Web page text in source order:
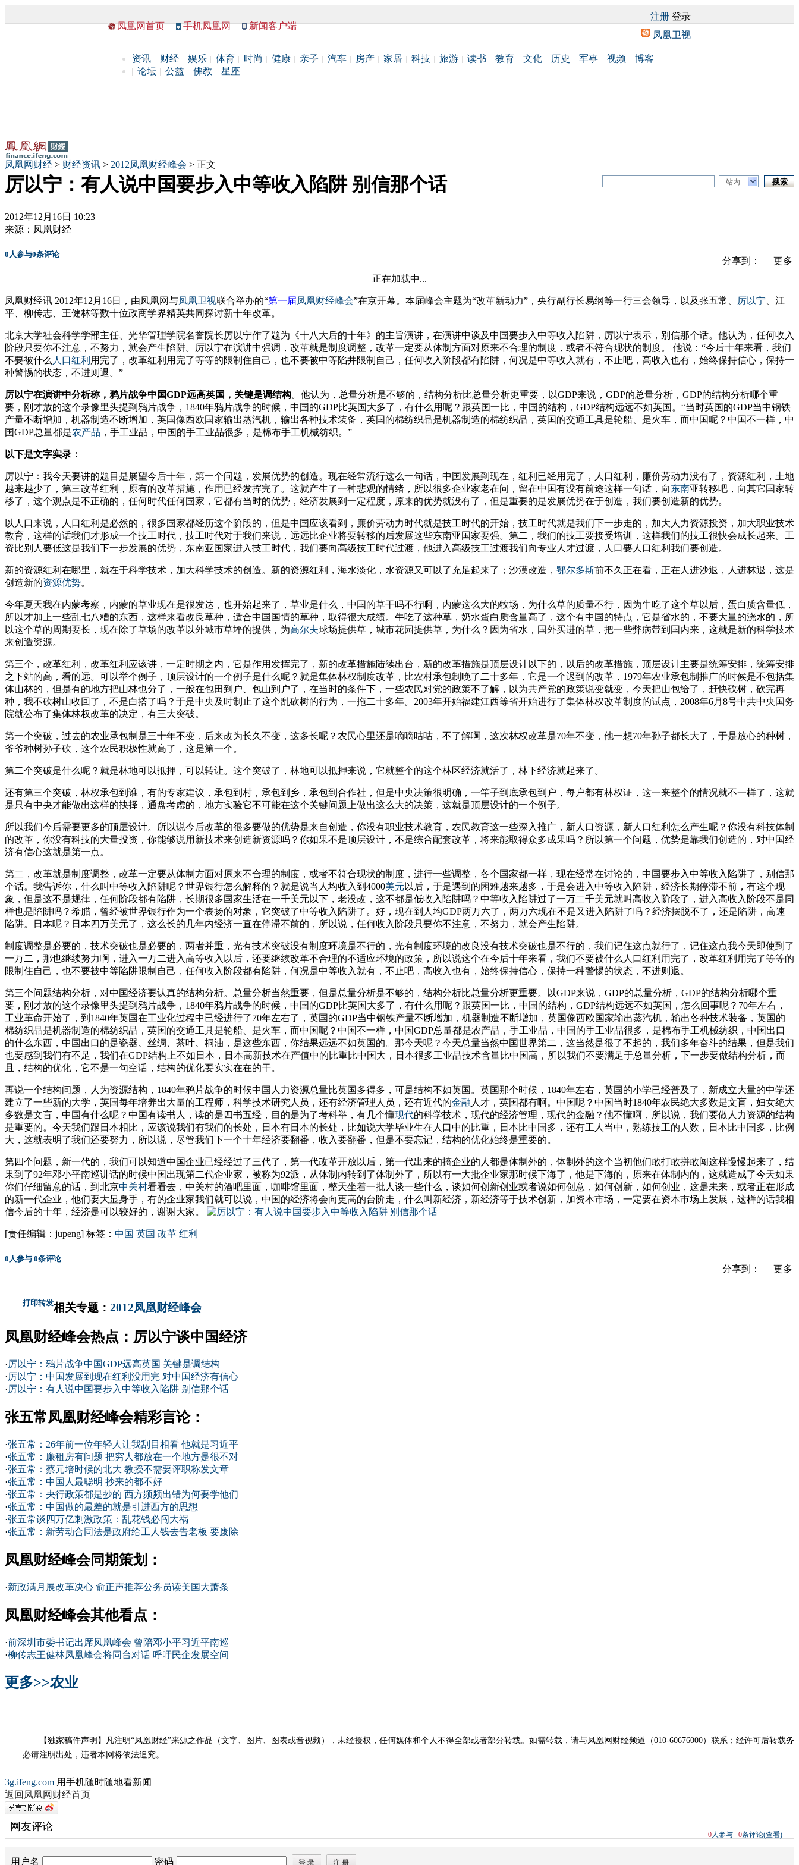
凤凰网首页 手机凤凰网 新闻客户端
注册 登录
凤凰卫视
资讯 财经 娱乐 体育 时尚 健康 亲子 汽车 房产 家居 科技 旅游 读书 教育 文化 历史 军事 视频
博客
论坛
公益 佛教 星座
凤凰网财经 > 财经资讯 > 2012凤凰财经峰会 > 正文
站内
厉以宁：有人说中国要步入中等收入陷阱 别信那个话
2012年12月16日 10:23
来源： 凤凰财经
分享到： 更多
0人参与0条评论
正在加载中...
凤凰财经讯 2012年12月16日，由凤凰网与凤凰卫视联合举办的“第一届凤凰财经峰会”在京开幕。本届峰会主题为“改革新动力”，央行副行长易纲等一行三会领导，以及张五常、 厉以宁 、江
平、柳传志、王健林等数十位政商学界精英共同探讨新十年改革。
北京大学社会科学学部主任、光华管理学院名誉院长厉以宁作了题为《十八大后的十年》的主旨演讲，在演讲中谈及中国要步入中等收入陷阱，厉以宁表示，别信那个话。他认为，任何收入
阶段只要你不注意，不努力，就会产生陷阱。厉以宁在演讲中强调，改革就是制度调整，改革一定要从体制方面对原来不合理的制度，或者不符合现状的制度。 他说：“今后十年来看，我们
不要被什么 人口红利 用完了，改革红利用完了等等的限制住自己，也不要被中等陷井限制自己，任何收入阶段都有陷阱，何况是中等收入就有，不止吧，高收入也有，始终保持信心，保持一
种警惕的状态，不进则退。”
厉以宁在演讲中分析称，鸦片战争中国GDP远高英国，关键是调结构。他认为，总量分析是不够的，结构分析比总量分析更重要，以GDP来说，GDP的总量分析，GDP的结构分析哪个重
要，刚才放的这个录像里头提到鸦片战争，1840年鸦片战争的时候，中国的GDP比英国大多了，有什么用呢？跟英国一比，中国的结构，GDP结构远远不如英国。“当时英国的GDP当中钢铁
产量不断增加，机器制造不断增加，英国像西欧国家输出蒸汽机，输出各种技术装备，英国的棉纺织品是机器制造的棉纺织品，英国的交通工具是轮船、是火车，而中国呢？中国不一样，中
国GDP总量都是农产品 ，手工业品，中国的手工业品很多，是棉布手工机械纺织。”
以下是文字实录：
厉以宁：我今天要讲的题目是展望今后十年，第一个问题，发展优势的创造。现在经常流行这么一句话，中国发展到现在，红利已经用完了，人口红利，廉价劳动力没有了，资源红利，土地
越来越少了，第三改革红利，原有的改革措施，作用已经发挥完了。这就产生了一种悲观的情绪，所以很多企业家老在问，留在中国有没有前途这样一句话，向东南亚转移吧，向其它国家转
移了，这个观点是不正确的，任何时代任何国家，它都有当时的优势，经济发展到一定程度，原来的优势就没有了，但是重要的是发展优势在于创造，我们要创造新的优势。
以人口来说，人口红利是必然的，很多国家都经历这个阶段的，但是中国应该看到，廉价劳动力时代就是技工时代的开始，技工时代就是我们下一步走的，加大人力资源投资，加大职业技术
教育，这样的话我们才形成一个技工时代，技工时代对于我们来说，远远比企业将要转移的后发展这些东南亚国家要强。第二，我们的技工要接受培训，这样我们的技工很快会成长起来。工
资比别人要低这是我们下一步发展的优势，东南亚国家进入技工时代，我们要向高级技工时代过渡，他进入高级技工过渡我们向专业人才过渡，人口要人口红利我们要创造。
新的资源红利在哪里，就在于科学技术，加大科学技术的创造。新的资源红利，海水淡化，水资源又可以了充足起来了；沙漠改造， 鄂尔多斯前不久正在看，正在人进沙退，人进林退，这是
创造新的资源优势。
今年夏天我在内蒙考察，内蒙的草业现在是很发达，也开始起来了，草业是什么，中国的草干吗不行啊，内蒙这么大的牧场，为什么草的质量不行，因为牛吃了这个草以后，蛋白质含量低，
所以才加上一些乱七八糟的东西，这样来看改良草种，适合中国国情的草种，取得很大成绩。牛吃了这种草，奶水蛋白质含量高了，这个有中国的特点，它是省水的，不要大量的浇水的，所
以这个草的周期要长，现在除了草场的改革以外城市草坪的提供，为高尔夫球场提供草，城市花园提供草，为什么？因为省水，国外买进的草，把一些弊病带到国内来，这就是新的科学技术
来创造资源。
第三个，改革红利，改革红利应该讲，一定时期之内，它是作用发挥完了，新的改革措施陆续出台，新的改革措施是顶层设计以下的，以后的改革措施，顶层设计主要是统筹安排，统筹安排
之下站的高，看的远。可以举个例子，顶层设计的一个例子是什么呢？就是集体林权制度改革，比农村承包制晚了二十多年，它是一个迟到的改革，1979年农业承包制推广的时候是不包括集
体山林的，但是有的地方把山林也分了，一般在包田到户、包山到户了，在当时的条件下，一些农民对党的政策不了解，以为共产党的政策说变就变，今天把山包给了，赶快砍树，砍完再
种，我不砍树山收回了，不是白搭了吗？于是中央及时制止了这个乱砍树的行为，一拖二十多年。2003年开始福建江西等省开始进行了集体林权改革制度的试点，2008年6月8号中共中央国务
院就公布了集体林权改革的决定，有三大突破。
第一个突破，过去的农业承包制是三十年不变，后来改为长久不变，这多长呢？农民心里还是嘀嘀咕咕，不了解啊，这次林权改革是70年不变，他一想70年孙子都长大了，于是放心的种树，
爷爷种树孙子砍，这个农民积极性就高了，这是第一个。
第二个突破是什么呢？就是林地可以抵押，可以转让。这个突破了，林地可以抵押来说，它就整个的这个林区经济就活了，林下经济就起来了。
还有第三个突破，林权承包到谁，有的专家建议，承包到村，承包到乡，承包到合作社，但是中央决策很明确，一竿子到底承包到户，每户都有林权证，这一来整个的情况就不一样了，这就
是只有中央才能做出这样的抉择，通盘考虑的，地方实验它不可能在这个关键问题上做出这么大的决策，这就是顶层设计的一个例子。
所以我们今后需要更多的顶层设计。所以说今后改革的很多要做的优势是来自创造，你没有职业技术教育，农民教育这一些深入推广，新人口资源，新人口红利怎么产生呢？你没有科技体制
的改革，你没有科技的大量投资，你能够说用新技术来创造新资源吗？你如果不是顶层设计，不是综合配套改革，将来能取得众多成果吗？所以第一个问题，优势是靠我们创造的，对中国经
济有信心这就是第一点。
第二，改革就是制度调整，改革一定要从体制方面对原来不合理的制度，或者不符合现状的制度，进行一些调整，各个国家都一样，现在经常在讨论的，中国要步入中等收入陷阱了，别信那
个话。我告诉你，什么叫中等收入陷阱呢？世界银行怎么解释的？就是说当人均收入到4000美元 以后，于是遇到的困难越来越多，于是会进入中等收入陷阱，经济长期停滞不前，有这个现
象，但是这不是规律，任何阶段都有陷阱，长期很多国家生活在一千美元以下，老没改，这不都是低收入陷阱吗？中等收入陷阱过了一万二千美元就叫高收入阶段了，进入高收入阶段不是同
样也是陷阱吗？希腊，曾经被世界银行作为一个表扬的对象，它突破了中等收入陷阱了。好，现在到人均GDP两万六了，两万六现在不是又进入陷阱了吗？经济摆脱不了，还是陷阱，高速
陷阱。日本呢？日本四万美元了，这么长的几年内经济一直在停滞不前的，所以说，任何收入阶段只要你不注意，不努力，就会产生陷阱。
制度调整是必要的，技术突破也是必要的，两者并重，光有技术突破没有制度环境是不行的，光有制度环境的改良没有技术突破也是不行的，我们记住这点就行了，记住这点我今天即使到了
一万二，那也继续努力啊，进入一万二进入高等收入以后，还要继续改革不合理的不适应环境的政策，所以说这个在今后十年来看，我们不要被什么人口红利用完了，改革红利用完了等等的
限制住自己，也不要被中等陷阱限制自己，任何收入阶段都有陷阱，何况是中等收入就有，不止吧，高收入也有，始终保持信心，保持一种警惕的状态，不进则退。
第三个问题结构分析，对中国经济要认真的结构分析。总量分析当然重要，但是总量分析是不够的，结构分析比总量分析更重要。以GDP来说，GDP的总量分析，GDP的结构分析哪个重
要，刚才放的这个录像里头提到鸦片战争，1840年鸦片战争的时候，中国的GDP比英国大多了，有什么用呢？跟英国一比，中国的结构，GDP结构远远不如英国，怎么回事呢？70年左右，
工业革命开始了，到1840年英国在工业化过程中已经进行了70年左右了，英国的GDP当中钢铁产量不断增加，机器制造不断增加，英国像西欧国家输出蒸汽机，输出各种技术装备，英国的
棉纺织品是机器制造的棉纺织品，英国的交通工具是轮船、是火车，而中国呢？中国不一样，中国GDP总量都是农产品，手工业品，中国的手工业品很多，是棉布手工机械纺织，中国出口
的什么东西，中国出口的是瓷器、丝绸、茶叶、桐油，是这些东西，你结果远远不如英国的。那今天呢？今天总量当然中国世界第二，这当然是很了不起的，我们多年奋斗的结果，但是我们
也要感到我们有不足，我们在GDP结构上不如日本，日本高新技术在产值中的比重比中国大，日本很多工业品技术含量比中国高，所以我们不要满足于总量分析，下一步要做结构分析，而
且，结构的优化，它不是一句空话，结构的优化要实实在在的干。
再说一个结构问题，人为资源结构，1840年鸦片战争的时候中国人力资源总量比英国多得多，可是结构不如英国。英国那个时候，1840年左右，英国的小学已经普及了，新成立大量的中学还
建立了一些新的大学，英国每年培养出大量的工程师，科学技术研究人员，还有经济管理人员，还有近代的金融 人才，英国都有啊。中国呢？中国当时1840年农民绝大多数是文盲，妇女绝大
多数是文盲，中国有什么呢？中国有读书人，读的是四书五经，目的是为了考科举，有几个懂现代的科学技术，现代的经济管理，现代的金融？他不懂啊，所以说，我们要做人力资源的结构
是重要的。今天我们跟日本相比，应该说我们有我们的长处，日本有日本的长处，比如说大学毕业生在人口中的比重，日本比中国多，还有工人当中，熟练技工的人数，日本比中国多，比例
大，这就表明了我们还要努力，所以说，尽管我们下一个十年经济要翻番，收入要翻番，但是不要忘记，结构的优化始终是重要的。
第四个问题，新一代的，我们可以知道中国企业已经经过了三代了，第一代改革开放以后，第一代出来的搞企业的人都是体制外的，体制外的这个当初他们敢打敢拼敢闯这样慢慢起来了，结
果到了92年邓小平南巡讲话的时候中国出现第二代企业家，被称为92派，从体制内转到了体制外了，所以有一大批企业家那时候下海了，他是下海的，原来在体制内的，这就造成了今天如果
你们仔细留意的话，到北京中关村看看去，中关村的酒吧里面，咖啡馆里面，整天坐着一批人谈一些什么，谈如何创新创业或者说如何创意，如何创新，如何创业，这是未来，或者正在形成
的新一代企业，他们要大显身手，有的企业家我们就可以说，中国的经济将会向更高的台阶走，什么叫新经济，新经济等于技术创新，加资本市场，一定要在资本市场上发展，这样的话我相
信今后的十年，经济是可以较好的，谢谢大家。
[责任编辑：jupeng] 标签： 中国 英国 改革 红利
分享到： 更多
0人参与 0条评论
打印转发相关专题： 2012凤凰财经峰会
凤凰财经峰会热点：厉以宁谈中国经济
·厉以宁：鸦片战争中国GDP远高英国 关键是调结构
·厉以宁：中国发展到现在红利没用完 对中国经济有信心
·厉以宁：有人说中国要步入中等收入陷阱 别信那个话
张五常凤凰财经峰会精彩言论：
·张五常：26年前一位年轻人让我刮目相看 他就是习近平
·张五常：廉租房有问题 把穷人都放在一个地方是很不对
·张五常：蔡元培时候的北大 教授不需要评职称发文章
·张五常：中国人最聪明 抄来的都不好
·张五常：央行政策都是抄的 西方频频出错为何要学他们
·张五常：中国做的最差的就是引进西方的思想
·张五常谈四万亿刺激政策：乱花钱必闯大祸
·张五常：新劳动合同法是政府给工人钱去告老板 要废除
凤凰财经峰会同期策划：
·新政满月展改革决心 俞正声推荐公务员读美国大萧条
凤凰财经峰会其他看点：
·前深圳市委书记出席凤凰峰会 曾陪邓小平习近平南巡
·柳传志王健林凤凰峰会将同台对话 呼吁民企发展空间
更多>>农业
【独家稿件声明】凡注明“凤凰财经”来源之作品（文字、图片、图表或音视频），未经授权，任何媒体和个人不得全部或者部分转载。如需转载，请与凤凰网财经频道（010-60676000）联系；经许可后转载务
必请注明出处，违者本网将依法追究。
3g.ifeng.com 用手机随时随地看新闻
返回凤凰网财经首页
0人参与 0条评论(查看)
网友评论
用户名 密码 登 录 注 册